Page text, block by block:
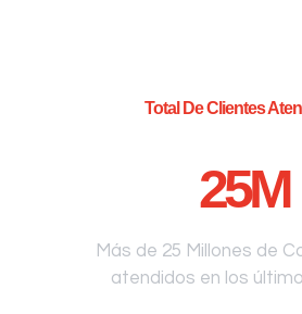
Total De Clientes
25M
Más de 25 Millones de
atendidos en los